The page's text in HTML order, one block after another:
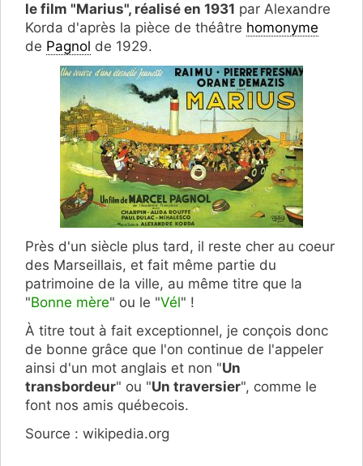
le film "Marius", réalisé en 1931 par Alexandre
Korda d'après la pièce de théâtre homonyme
de Pagnol de 1929.
Près d'un siècle plus tard, il reste cher au coeur
des Marseillais, et fait même partie du
patrimoine de la ville, au même titre que la
"Bonne mère" ou le "Vél" !
À titre tout à fait exceptionnel, je conçois donc
de bonne grâce que l'on continue de l'appeler
ainsi d'un mot anglais et non "Un
transbordeur" ou "Un traversier", comme le
font nos amis québecois.
Source : wikipedia.org